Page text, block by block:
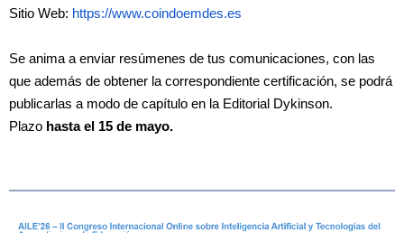
Sitio Web: https://www.coindoemdes.es
Se anima a enviar resúmenes de tus comunicaciones, con las
que además de obtener la correspondiente certificación, se podrá
publicarlas a modo de capítulo en la Editorial Dykinson.
Plazo hasta el 15 de mayo.